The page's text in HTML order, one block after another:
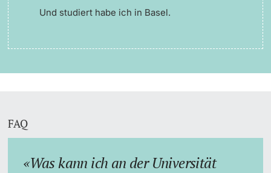
Und studiert habe ich in Basel.
FAQ
Was kann ich an der Universität